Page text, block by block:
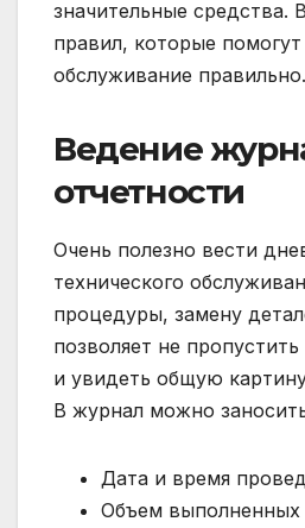
значительные средства.
правил, которые помогут
обслуживание правильно.
Ведение
отчетности
Очень полезно вести
технического
процедуры, замену
позволяет не
и увидеть общую
В журнал можно
Дата и время
Объем выполненных